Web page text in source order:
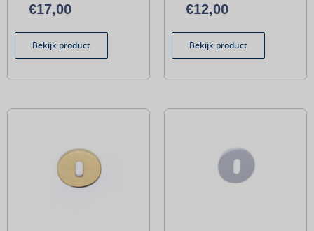
€17,00
Bekijk product
€12,00
Bekijk product